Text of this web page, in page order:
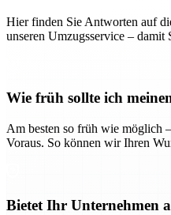
Hier finden Sie Antworten auf
unseren Umzugsservice – damit
Wie früh sollte ich
Am besten so früh wie möglich
Voraus. So können wir Ihren
Bietet Ihr Unternehmen